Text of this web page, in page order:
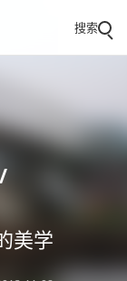
搜索
美学